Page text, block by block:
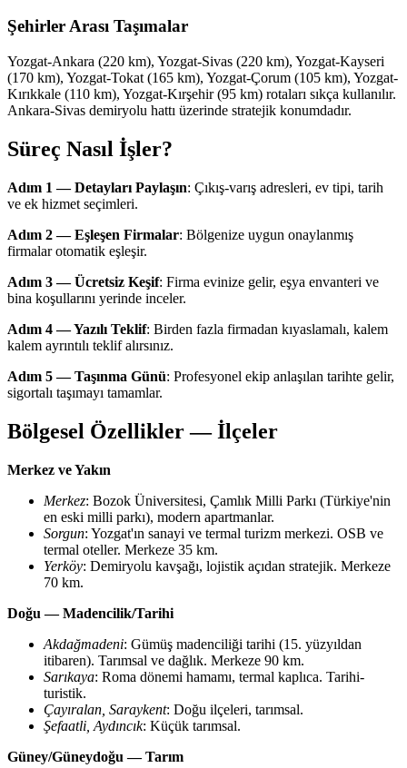
Şehirler Arası Taşımalar
Yozgat-Ankara (220 km), Yozgat-Sivas (220 km), Yozgat-Kayseri
(170 km), Yozgat-Tokat (165 km), Yozgat-Çorum (105 km), Yozgat-
Kırıkkale (110 km), Yozgat-Kırşehir (95 km) rotaları sıkça kullanılır.
Ankara-Sivas demiryolu hattı üzerinde stratejik konumdadır.
Süreç Nasıl İşler?
Adım 1 — Detayları Paylaşın: Çıkış-varış adresleri, ev tipi, tarih
ve ek hizmet seçimleri.
Adım 2 — Eşleşen Firmalar: Bölgenize uygun onaylanmış
firmalar otomatik eşleşir.
Adım 3 — Ücretsiz Keşif: Firma evinize gelir, eşya envanteri ve
bina koşullarını yerinde inceler.
Adım 4 — Yazılı Teklif: Birden fazla firmadan kıyaslamalı, kalem
kalem ayrıntılı teklif alırsınız.
Adım 5 — Taşınma Günü: Profesyonel ekip anlaşılan tarihte gelir,
sigortalı taşımayı tamamlar.
Bölgesel Özellikler — İlçeler
Merkez ve Yakın
Merkez: Bozok Üniversitesi, Çamlık Milli Parkı (Türkiye'nin
en eski milli parkı), modern apartmanlar.
Sorgun: Yozgat'ın sanayi ve termal turizm merkezi. OSB ve
termal oteller. Merkeze 35 km.
Yerköy: Demiryolu kavşağı, lojistik açıdan stratejik. Merkeze
70 km.
Doğu — Madencilik/Tarihi
Akdağmadeni: Gümüş madenciliği tarihi (15. yüzyıldan
itibaren). Tarımsal ve dağlık. Merkeze 90 km.
Sarıkaya: Roma dönemi hamamı, termal kaplıca. Tarihi-
turistik.
Çayıralan, Saraykent: Doğu ilçeleri, tarımsal.
Şefaatli, Aydıncık: Küçük tarımsal.
Güney/Güneydoğu — Tarım